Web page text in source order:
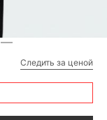
Следить за ценой